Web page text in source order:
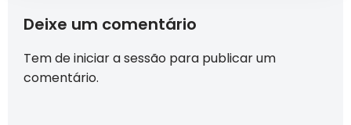
Deixe um comentário
Tem deiniciar a sessão para publicar um
comentário.